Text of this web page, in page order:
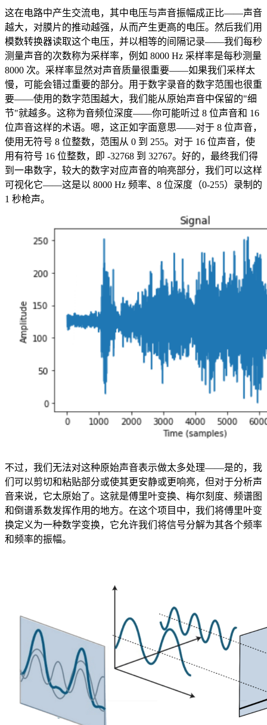
这在电路中产生交流电，其中电压与声音振幅成正比——声音
越大，对膜片的推动越强，从而产生更高的电压。然后我们用
模数转换器读取这个电压，并以相等的间隔记录——我们每秒
测量声音的次数称为采样率，例如 8000 Hz 采样率是每秒测量
8000 次。采样率显然对声音质量很重要——如果我们采样太
慢，可能会错过重要的部分。用于数字录音的数字范围也很重
要——使用的数字范围越大，我们能从原始声音中保留的"细
节"就越多。这称为音频位深度——你可能听过 8 位声音和 16
位声音这样的术语。嗯，这正如字面意思——对于 8 位声音，
使用无符号 8 位整数，范围从 0 到 255。对于 16 位声音，使
用有符号 16 位整数，即 -32768 到 32767。好的，最终我们得
到一串数字，较大的数字对应声音的响亮部分，我们可以这样
可视化它——这是以 8000 Hz 频率、8 位深度（0-255）录制的
1 秒枪声。
不过，我们无法对这种原始声音表示做太多处理——是的，我
们可以剪切和粘贴部分或使其更安静或更响亮，但对于分析声
音来说，它太原始了。这就是傅里叶变换、梅尔刻度、频谱图
和倒谱系数发挥作用的地方。在这个项目中，我们将傅里叶变
换定义为一种数学变换，它允许我们将信号分解为其各个频率
和频率的振幅。